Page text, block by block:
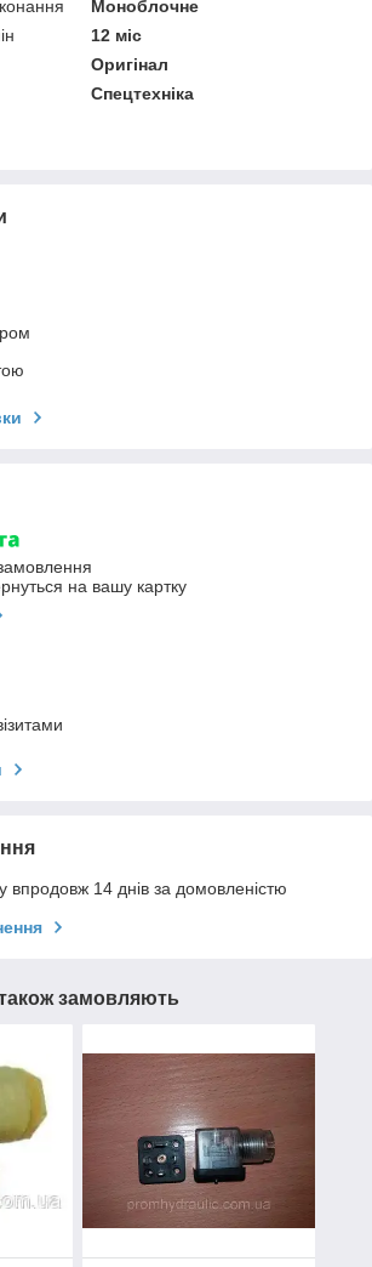
Моноблочне
12 міс
Оригінал
Спецтехніка
на вашу картку
впродовж 14 днів за домовленістю
замовляють